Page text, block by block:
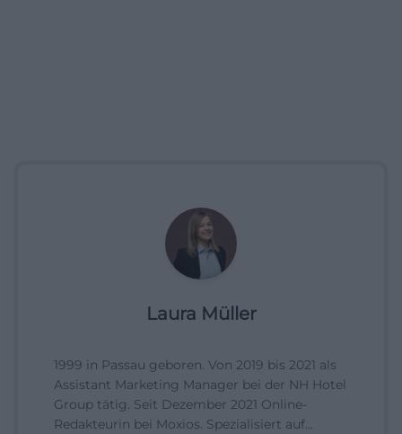
Laura Müller
1999 in Passau geboren. Von 2019 bis 2021 als
Assistant Marketing Manager bei der NH Hotel
Group tätig. Seit Dezember 2021 Online-
Redakteurin bei Moxios. Spezialisiert auf